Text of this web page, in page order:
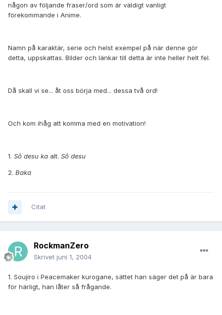
någon av följande fraser/ord som är väldigt vanligt
förekommande i Anime.
Namn på karaktär, serie och helst exempel på när denne gör
detta, uppskattas. Bilder och länkar till detta är inte heller helt fel.
Då skall vi se... åt oss börja med... dessa två ord!
Och kom ihåg att komma med en motivation!
1. Sô desu ka alt. Sô desu
2. Baka
Citat
RockmanZero
Skrivet juni 1, 2004
1. Soujiro i Peacemaker kurogane, sättet han säger det på är bara
för härligt, han låter så frågande.